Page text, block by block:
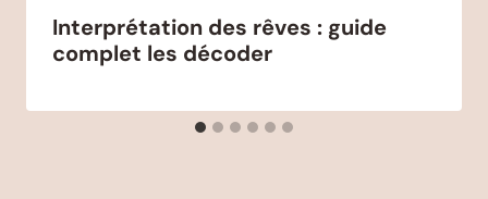
Interprétation des rêves : guide
complet les décoder